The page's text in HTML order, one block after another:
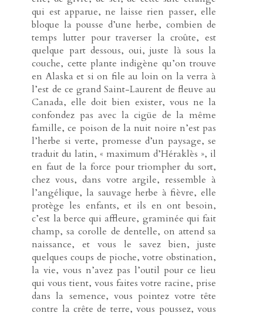
qui est apparue, ne laisse rien passer, elle
bloque la pousse d’une herbe, combien de
temps lutter pour traverser la croûte, est
quelque part dessous, oui, juste là sous la
couche, cette plante indigène qu’on trouve
en Alaska et si on file au loin on la verra à
l’est de ce grand Saint-Laurent de fleuve au
Canada, elle doit bien exister, vous ne la
confondez pas avec la cigüe de la même
famille, ce poison de la nuit noire n’est pas
l’herbe si verte, promesse d’un paysage, se
traduit du latin, « maximum d’Héraklès », il
en faut de la force pour triompher du sort,
chez vous, dans votre argile, ressemble à
l’angélique, la sauvage herbe à fièvre, elle
protège les enfants, et ils en ont besoin,
c’est la berce qui affleure, graminée qui fait
champ, sa corolle de dentelle, on attend sa
naissance, et vous le savez bien, juste
quelques coups de pioche, votre obstination,
la vie, vous n’avez pas l’outil pour ce lieu
qui vous tient, vous faites votre racine, prise
dans la semence, vous pointez votre tête
contre la crête de terre, vous poussez, vous